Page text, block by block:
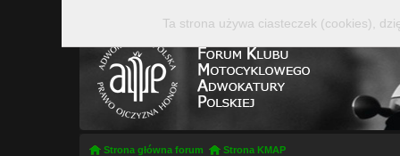
Strona główna forum Strona KMAP
Ta strona używa ciasteczek (cookies),